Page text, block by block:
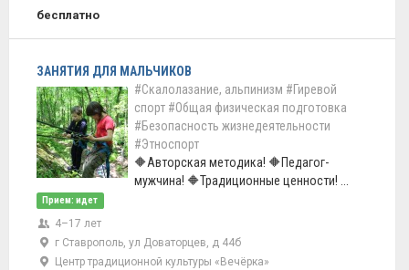
бесплатно
ЗАНЯТИЯ ДЛЯ МАЛЬЧИКОВ
#Скалолазание, альпинизм #Гиревой
спорт #Общая физическая подготовка
#Безопасность жизнедеятельности
#Этноспорт
🔶Авторская методика! 🔶Педагог-
мужчина! 🔶Традиционные ценности! ...
Прием: идет
4–17 лет
г Ставрополь, ул Доваторцев, д 44б
Центр традиционной культуры «Вечёрка»